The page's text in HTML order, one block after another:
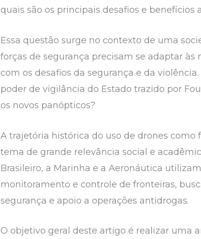
quais são os principais desafios e benefícios
Essa questão surge no contexto de uma
forças de segurança precisam se adaptar
com os desafios da segurança e da
poder de vigilância do Estado trazido por
os novos panópticos?
A trajetória histórica do uso de drones
tema de grande relevância social e
Brasileiro, a Marinha e a Aeronáutica
monitoramento e controle de fronteiras,
segurança e apoio a operações antidrogas.
O objetivo geral deste artigo é realizar uma